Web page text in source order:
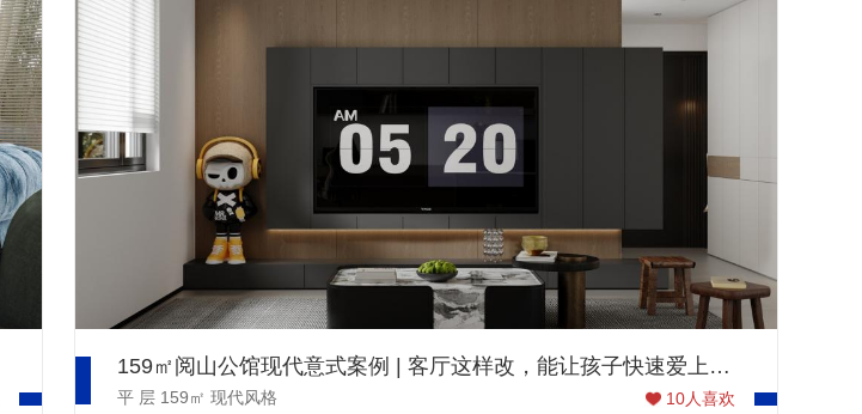
159㎡阅山公馆现代意式案例 | 客厅这样改，能让孩子快速爱上学习！
平 层 159㎡ 现代风格 10人喜欢